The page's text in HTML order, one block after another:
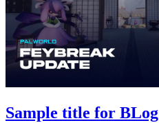
Sample title for BLog